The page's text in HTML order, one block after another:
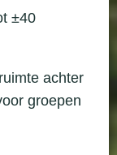
±40
achter
groepen